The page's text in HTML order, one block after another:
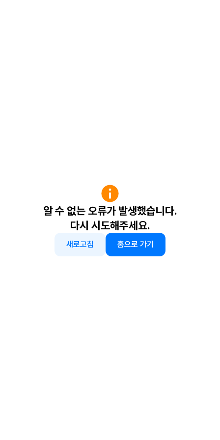
알 수 없는 오류가 발생했습니다.
다시 시도해주세요.
새로고침 홈으로 가기